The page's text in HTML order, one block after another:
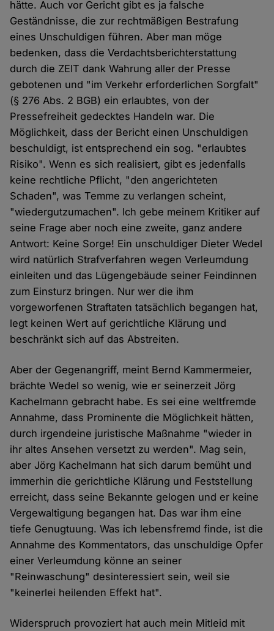
hätte. Auch vor Gericht gibt es ja falsche
Geständnisse, die zur rechtmäßigen Bestrafung
eines Unschuldigen führen. Aber man möge
bedenken, dass die Verdachtsberichterstattung
durch die ZEIT dank Wahrung aller der Presse
gebotenen und "im Verkehr erforderlichen Sorgfalt"
(§ 276 Abs. 2 BGB) ein erlaubtes, von der
Pressefreiheit gedecktes Handeln war. Die
Möglichkeit, dass der Bericht einen Unschuldigen
beschuldigt, ist entsprechend ein sog. "erlaubtes
Risiko". Wenn es sich realisiert, gibt es jedenfalls
keine rechtliche Pflicht, "den angerichteten
Schaden", was Temme zu verlangen scheint,
"wiedergutzumachen". Ich gebe meinem Kritiker auf
seine Frage aber noch eine zweite, ganz andere
Antwort: Keine Sorge! Ein unschuldiger Dieter Wedel
wird natürlich Strafverfahren wegen Verleumdung
einleiten und das Lügengebäude seiner Feindinnen
zum Einsturz bringen. Nur wer die ihm
vorgeworfenen Straftaten tatsächlich begangen hat,
legt keinen Wert auf gerichtliche Klärung und
beschränkt sich auf das Abstreiten.
Aber der Gegenangriff, meint Bernd Kammermeier,
brächte Wedel so wenig, wie er seinerzeit Jörg
Kachelmann gebracht habe. Es sei eine weltfremde
Annahme, dass Prominente die Möglichkeit hätten,
durch irgendeine juristische Maßnahme "wieder in
ihr altes Ansehen versetzt zu werden". Mag sein,
aber Jörg Kachelmann hat sich darum bemüht und
immerhin die gerichtliche Klärung und Feststellung
erreicht, dass seine Bekannte gelogen und er keine
Vergewaltigung begangen hat. Das war ihm eine
tiefe Genugtuung. Was ich lebensfremd finde, ist die
Annahme des Kommentators, das unschuldige Opfer
einer Verleumdung könne an seiner
"Reinwaschung" desinteressiert sein, weil sie
"keinerlei heilenden Effekt hat".
Widerspruch provoziert hat auch mein Mitleid mit